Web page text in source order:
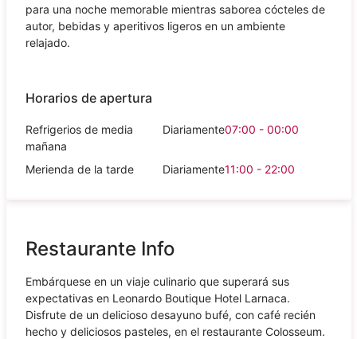
para una noche memorable mientras saborea cócteles de
autor, bebidas y aperitivos ligeros en un ambiente
relajado.
Horarios de apertura
Refrigerios de media
mañana
Diariamente07:00 - 00:00
Merienda de la tarde Diariamente11:00 - 22:00
Restaurante Info
Embárquese en un viaje culinario que superará sus
expectativas en Leonardo Boutique Hotel Larnaca.
Disfrute de un delicioso desayuno bufé, con café recién
hecho y deliciosos pasteles, en el restaurante Colosseum.